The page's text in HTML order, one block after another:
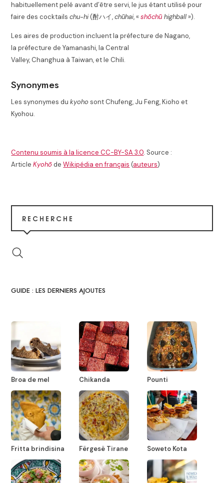
habituellement pelé avant d’être servi, le jus étant utilisé pour
faire des cocktailschu-hi(酎ハイ,chūhai,«shōchū highball »).
Les aires de production incluent la préfecture de Nagano,
la préfecture de Yamanashi, la Central
Valley, Changhua à Taiwan, et le Chili.
Synonymes
Les synonymes dukyoho sont Chufeng, Ju Feng, Kioho et
Kyohou.
Contenu soumis à la licence CC-BY-SA 3.0. Source :
ArticleKyohōdeWikipédia en français (auteurs)
RECHERCHE
GUIDE : LES DERNIERS AJOUTES
Broa de mel Chikanda Pounti
Fritta brindisina Fërgesë Tirane Soweto Kota